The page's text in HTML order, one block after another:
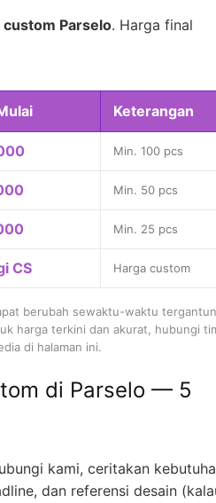
custom Parselo. Harga final
Keterangan
Min. 100 pcs
Min. 50 pcs
Min. 25 pcs
CS Harga custom
berubah sewaktu-waktu
harga terkini dan akurat, hubungi
di halaman ini.
di Parselo — 5
kami, ceritakan
dan referensi desain